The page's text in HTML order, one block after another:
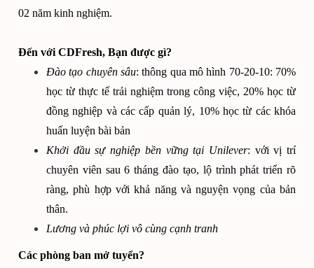
02 năm kinh nghiệm.
Đến với CDFresh, Bạn được gì?
Đào tạo chuyên sâu: thông qua mô hình 70-20-10: 70%
học từ thực tế trải nghiệm trong công việc, 20% học từ
đồng nghiệp và các cấp quản lý, 10% học từ các khóa
huấn luyện bài bản
Khởi đầu sự nghiệp bền vững tại Unilever: với vị trí
chuyên viên sau 6 tháng đào tạo, lộ trình phát triển rõ
ràng, phù hợp với khả năng và nguyện vọng của bản
thân.
Lương và phúc lợi vô cùng cạnh tranh
Các phòng ban mở tuyển?